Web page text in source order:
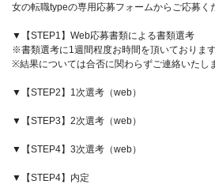
女の転職typeの専用応募フォームからご応募く
▼【STEP1】Web応募書類による書類選考
※書類選考に1週間程度お時間を頂いておりま
※結果については合否に関わらずご連絡いたし
▼【STEP2】1次選考（web）
▼【STEP3】2次選考（web）
▼【STEP4】3次選考（web）
▼【STEP4】内定